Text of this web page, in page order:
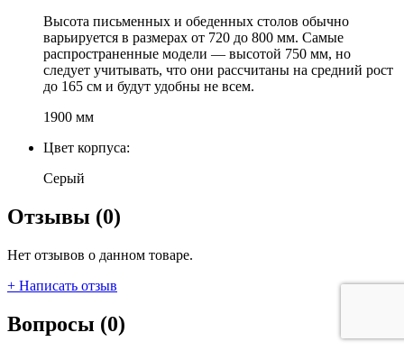
Высота письменных и обеденных столов обычно
варьируется в размерах от 720 до 800 мм. Самые
распространенные модели — высотой 750 мм, но
следует учитывать, что они рассчитаны на средний рост
до 165 см и будут удобны не всем.
1900 мм
Цвет корпуса:
Серый
Отзывы (0)
Нет отзывов о данном товаре.
+ Написать отзыв
Вопросы (0)